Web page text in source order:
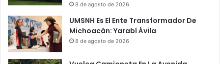
8 de agosto de 2026
UMSNH Es El Ente Transformador De
Michoacán: Yarabí Ávila
8 de agosto de 2026